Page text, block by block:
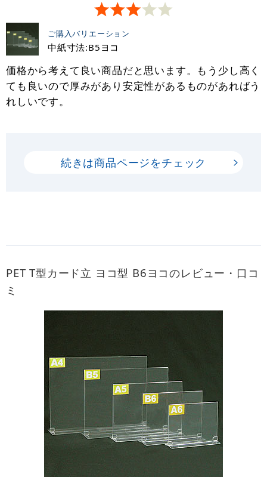
ご購入バリエーション
中紙寸法:B5ヨコ
価格から考えて良い商品だと思います。もう少し高く
ても良いので厚みがあり安定性があるものがあればう
れしいです。
続きは商品ページをチェック
PET T型カード立 ヨコ型 B6ヨコのレビュー・口コ
ミ